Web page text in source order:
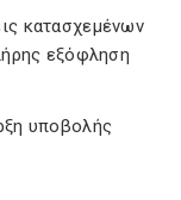
κατασχεμένων
εξόφληση
υποβολής